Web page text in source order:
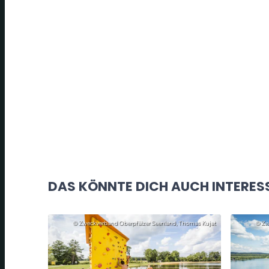
DAS KÖNNTE DICH AUCH
© Zweckverband Oberpfälzer Seenland, Thomas Kujat ©